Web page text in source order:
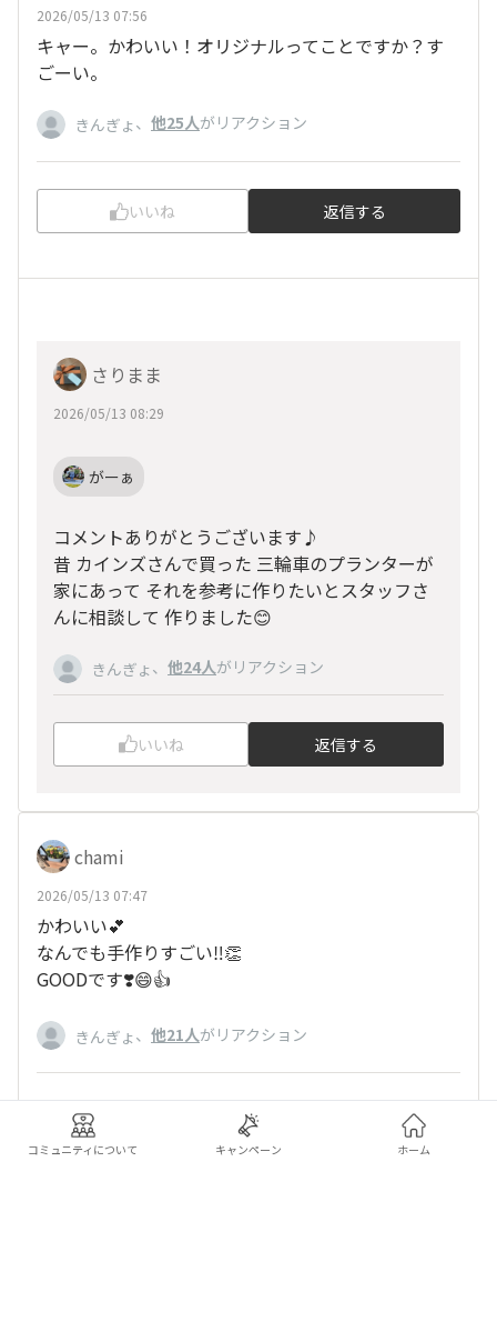
2026/05/13 07:56
キャー。かわいい！オリジナルってことですか？す
ごーい。
きんぎょ、 他25人がリアクション
いいね 返信する
さりまま
2026/05/13 08:29
がーぁ
コメントありがとうございます♪
昔 カインズさんで買った 三輪車のプランターが
家にあって それを参考に作りたいとスタッフさ
んに相談して 作りました😊
きんぎょ、 他24人がリアクション
いいね 返信する
chami
2026/05/13 07:47
かわいい💕
なんでも手作りすごい‼️👏
GOODです❣️😄👍
きんぎょ、 他21人がリアクション
コミュニティについて キャンペーン ホーム